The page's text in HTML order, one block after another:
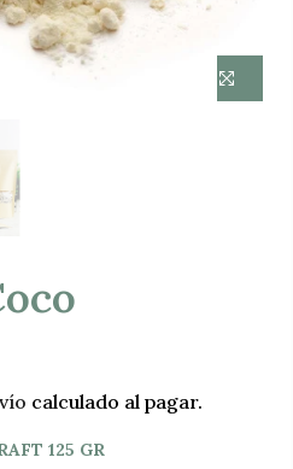
calculado al pagar.
125 GR